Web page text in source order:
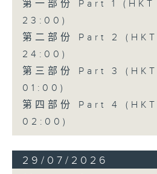
第一部份 Part 1
23:00)
第二部份 Part 2
24:00)
第三部份 Part 3
01:00)
第四部份 Part 4
02:00)
29/07/2026